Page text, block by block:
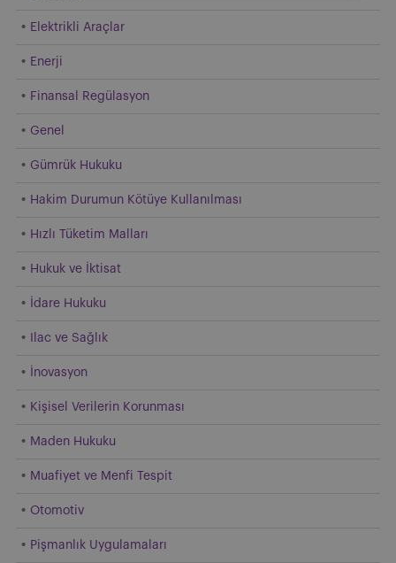
Elektrikli Araçlar
Enerji
Finansal Regülasyon
Genel
Gümrük Hukuku
Hakim Durumun Kötüye Kullanılması
Hızlı Tüketim Malları
Hukuk ve İktisat
İdare Hukuku
Ilac ve Sağlık
İnovasyon
Kişisel Verilerin Korunması
Maden Hukuku
Muafiyet ve Menfi Tespit
Otomotiv
Pişmanlık Uygulamaları